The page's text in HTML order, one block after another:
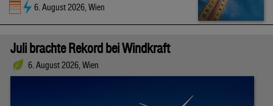
6. August 2026, Wien
Juli brachte Rekord bei Windkraft
6. August 2026, Wien